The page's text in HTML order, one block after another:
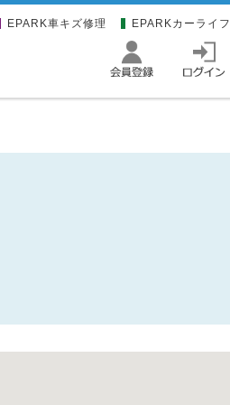
EPARK車キズ修理 EPARKカーライフ